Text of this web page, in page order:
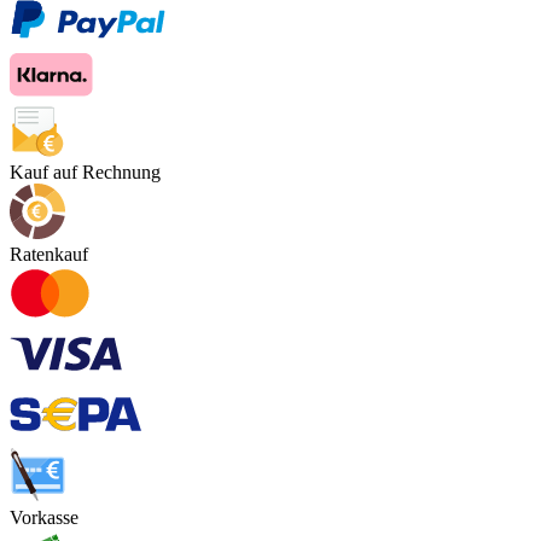
Kauf auf Rechnung
Ratenkauf
Vorkasse